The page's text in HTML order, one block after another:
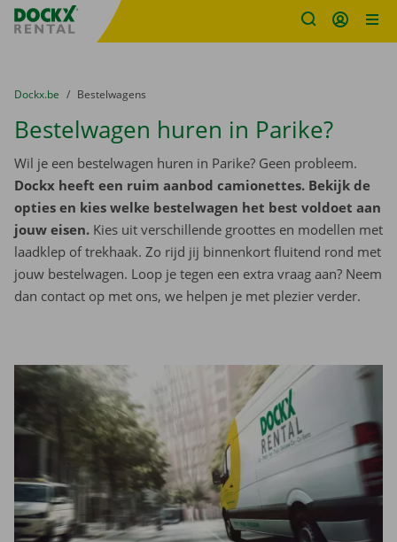
Fratello DEMO
U bevindt zich hier:
van
Dockx.be naar
Bestelwagens
Bestelwagen huren in Parike?
Wil je een bestelwagen huren in Parike? Geen probleem.
Dockx heeft een ruim aanbod camionettes. Bekijk de
opties en kies welke bestelwagen het best voldoet aan
jouw eisen. Kies uit verschillende groottes en modellen met
laadklep of trekhaak. Zo rijd jij binnenkort fluitend rond met
jouw bestelwagen. Loop je tegen een extra vraag aan? Neem
dan contact op met ons, we helpen je met plezier verder.